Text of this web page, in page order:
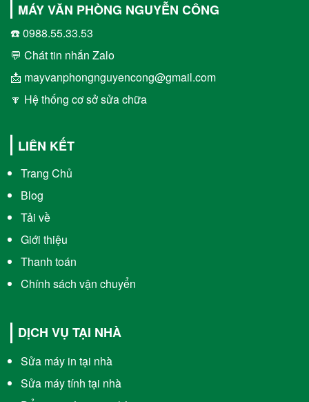
MÁY VĂN PHÒNG NGUYỄN CÔNG
☎️ 0988.55.33.53
💬 Chát tin nhắn Zalo
📩 mayvanphongnguyencong@gmail.com
🔽 Hệ thống cơ sở sửa chữa
LIÊN KẾT
Trang Chủ
Blog
Tải về
Giới thiệu
Thanh toán
Chính sách vận chuyển
DỊCH VỤ TẠI NHÀ
Sửa máy in tại nhà
Sửa máy tính tại nhà